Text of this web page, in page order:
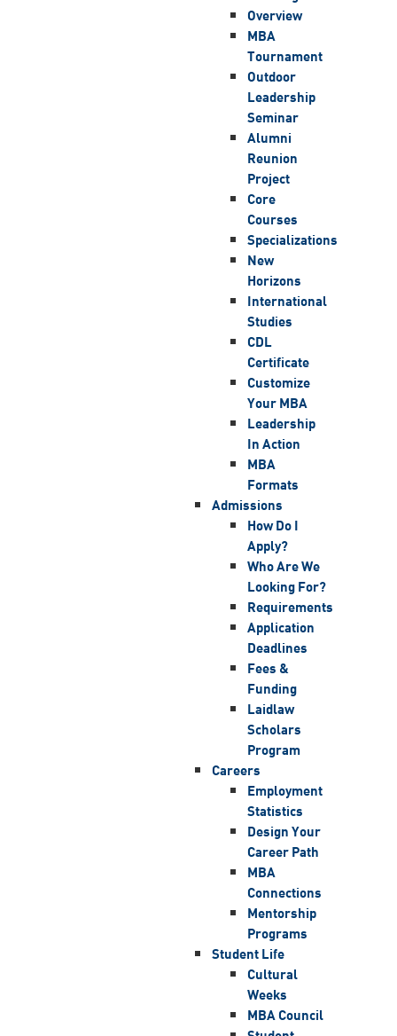
Overview
MBA
Tournament
Outdoor
Leadership
Seminar
Alumni
Reunion
Project
Core
Courses
Specializations
New
Horizons
International
Studies
CDL
Certificate
Customize
Your MBA
Leadership
In Action
MBA
Formats
Admissions
How Do I
Apply?
Who Are We
Looking For?
Requirements
Application
Deadlines
Fees &
Funding
Laidlaw
Scholars
Program
Careers
Employment
Statistics
Design Your
Career Path
MBA
Connections
Mentorship
Programs
Student Life
Cultural
Weeks
MBA Council